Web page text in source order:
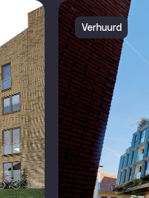
Verhuurd